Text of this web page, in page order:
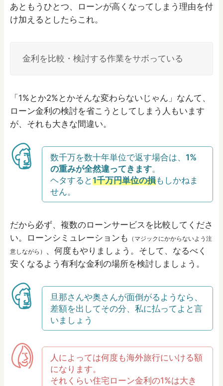
あともうひとつ、ローンが高くなってしまう理由を付
け加えるとしたらこれ。
金利を比較・検討する作業をサボっている
「1%とか2%とかそんな変わらないじゃん」なんて、
ローン金利の検討を省こうとしてしまう人もいます
が、それも大きな間違い。
数千万を数十年単位で返す場合は、 1%
の重みが全然違ってきます。
ヘタすると1千万円単位の損もしかねま
せん。
だから必ず、複数のローンサービスを比較してくださ
い。ローンシミュレーションも （マジックにかからないよう注
意しながら） 、何度もやりましょう。そして、なるべく
安くなるよう有利な金利の場所を検討しましょう。
旦那さんや奥さんが面倒がるようなら、
差額を出してその分、私に払ってよと言
いましょう
人によっては何度も海外旅行にいける額
になります。
それくらい住宅ローン金利の1%は大き